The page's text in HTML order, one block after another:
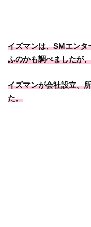
イズマンは、SMエン
ふのかも調べましたが、
イズマンが会社設立、
た。